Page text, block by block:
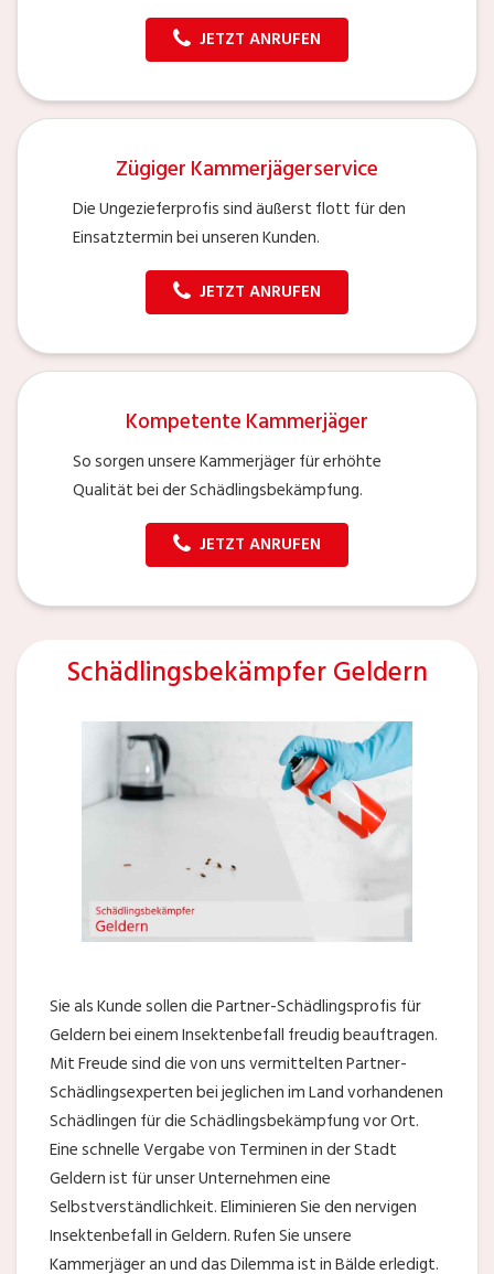
JETZT ANRUFEN
Zügiger Kammerjägerservice
Die Ungezieferprofis sind äußerst flott für den
Einsatztermin bei unseren Kunden.
JETZT ANRUFEN
Kompetente Kammerjäger
So sorgen unsere Kammerjäger für erhöhte
Qualität bei der Schädlingsbekämpfung.
JETZT ANRUFEN
Schädlingsbekämpfer Geldern
Sie als Kunde sollen die Partner-Schädlingsprofis für
Geldern bei einem Insektenbefall freudig beauftragen.
Mit Freude sind die von uns vermittelten Partner-
Schädlingsexperten bei jeglichen im Land vorhandenen
Schädlingen für die Schädlingsbekämpfung vor Ort.
Eine schnelle Vergabe von Terminen in der Stadt
Geldern ist für unser Unternehmen eine
Selbstverständlichkeit. Eliminieren Sie den nervigen
Insektenbefall in Geldern. Rufen Sie unsere
Kammerjäger an und das Dilemma ist in Bälde erledigt.